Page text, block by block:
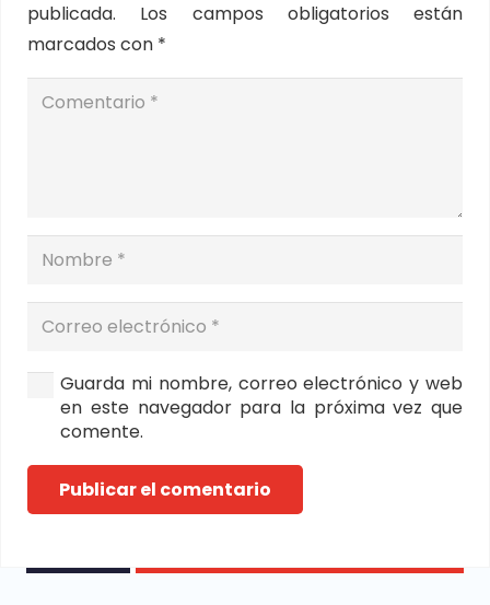
publicada.
Los campos obligatorios están
marcados con *
Guarda mi nombre, correo electrónico y web
en este navegador para la próxima vez que
comente.
Publicar el comentario